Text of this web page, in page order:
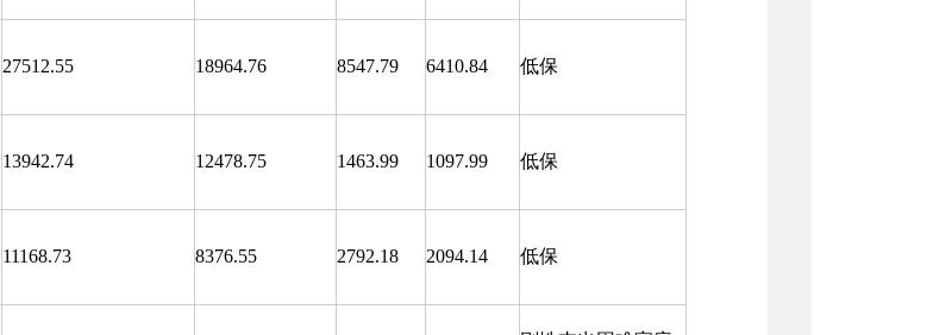
27512.55 18964.76 8547.79 6410.84 低保
13942.74 12478.75 1463.99 1097.99 低保
11168.73 8376.55 2792.18 2094.14 低保